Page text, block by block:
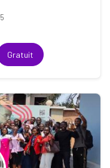
5
Gratuit